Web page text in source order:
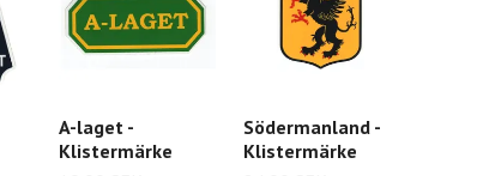
A-laget -
Klistermärke
Södermanland -
Klistermärke